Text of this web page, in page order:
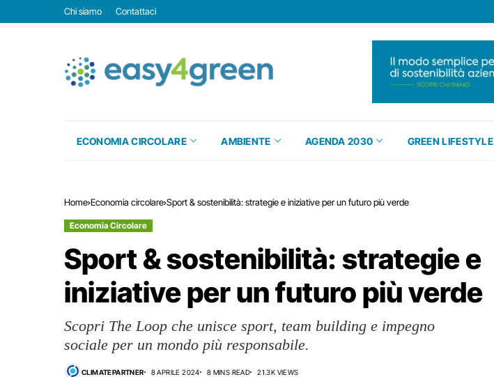
Chi siamo Contattaci
ECONOMIA CIRCOLARE AMBIENTE AGENDA 2030 GREEN LIFESTYLE
Home Economia circolare Sport & sostenibilità: strategie e iniziative per un futuro più verde
Economia Circolare
Sport & sostenibilità: strategie e
iniziative per un futuro più verde
Scopri The Loop che unisce sport, team building e impegno
sociale per un mondo più responsabile.
CLIMATEPARTNER 8 APRILE 2024 8 MINS READ 21.3K VIEWS